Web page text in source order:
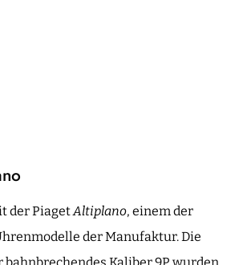
der PiagetAltiplano, einem der
der Manufaktur. Die